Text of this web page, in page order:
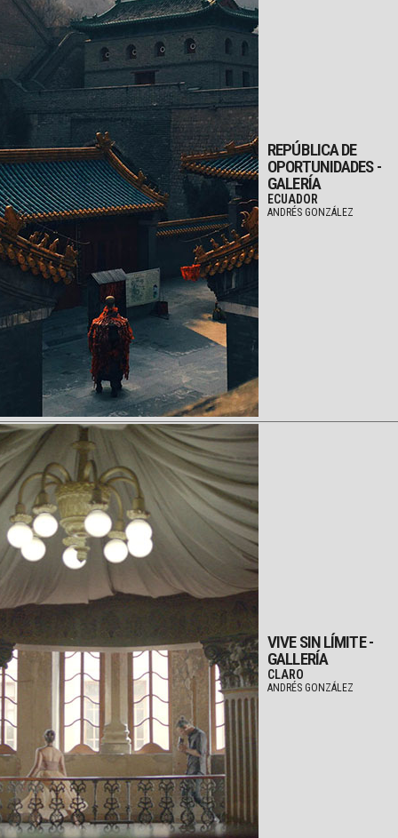
REPÚBLICA DE
OPORTUNIDADES -
GALERÍA
ECUADOR
ANDRÉS GONZÁLEZ
VIVE SIN LÍMITE -
GALLERÍA
CLARO
ANDRÉS GONZÁLEZ